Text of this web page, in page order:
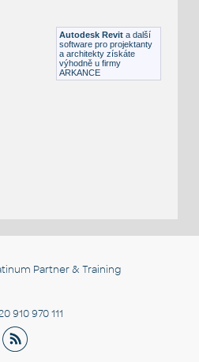
Autodesk Revit a další
software pro projektanty
a architekty získáte
výhodně u firmy
ARKANCE
Partner & Training
910 970 111